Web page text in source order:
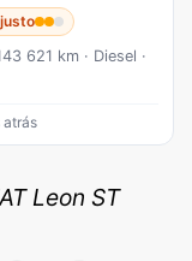
621 km · Diesel ·
atrás
Leon ST